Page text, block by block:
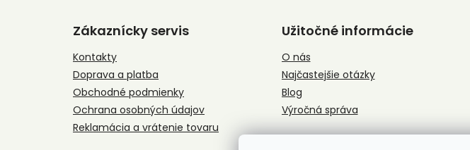
Zákaznícky servis
Kontakty
Doprava a platba
Obchodné podmienky
Ochrana osobných údajov
Reklamácia a vrátenie tovaru
Užitočné informácie
O nás
Najčastejšie otázky
Blog
Výročná správa